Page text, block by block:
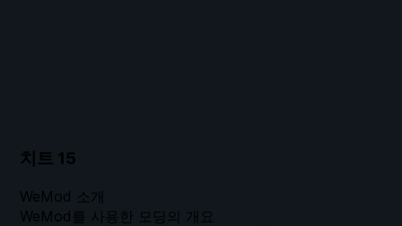
치트 15
WeMod 소개
WeMod를 사용한 모딩의 개요